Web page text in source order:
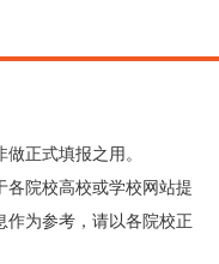
正式填报之用。
各院校高校或学校网站提
作为参考，请以各院校正